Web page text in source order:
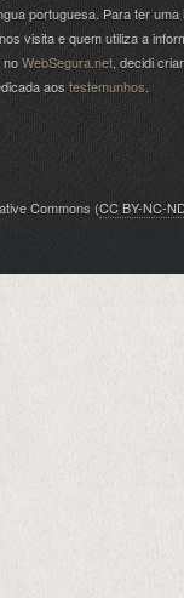
portuguesa. Para ter uma
visita e quem utiliza a
noWebSegura.net , decidi
aos testemunhos
Commons (CC BY-NC-